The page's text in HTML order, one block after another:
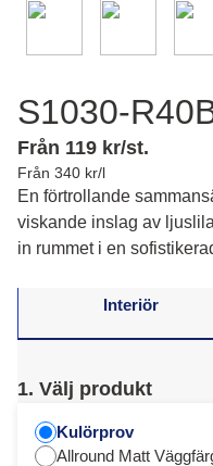
S1030-
Från 119 kr/st.
Från 340 kr/l
En förtrollande
viskande inslag av
in rummet i en
Interiör
1. Välj produkt
Kulörprov
Allround Matt